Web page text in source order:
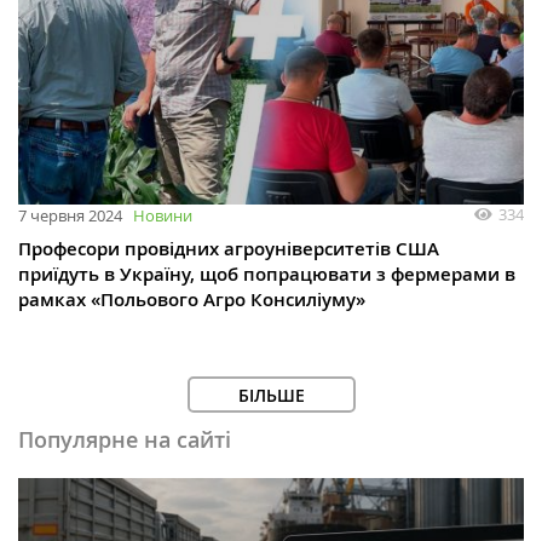
7 червня 2024 Новини 334
Професори провідних агроуніверситетів США
приїдуть в Україну, щоб попрацювати з фермерами в
рамках «Польового Агро Консиліуму»
БІЛЬШЕ
Популярне на сайті